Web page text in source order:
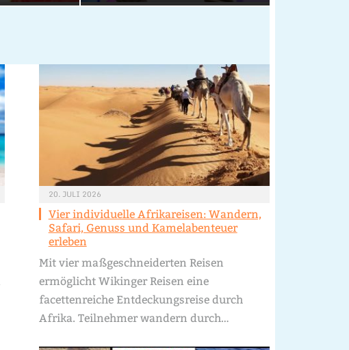
20. JULI 2026
Vier individuelle Afrikareisen: Wandern,
Safari, Genuss und Kamelabenteuer
erleben
Mit vier maßgeschneiderten Reisen
ermöglicht Wikinger Reisen eine
facettenreiche Entdeckungsreise durch
Afrika. Teilnehmer wandern durch…